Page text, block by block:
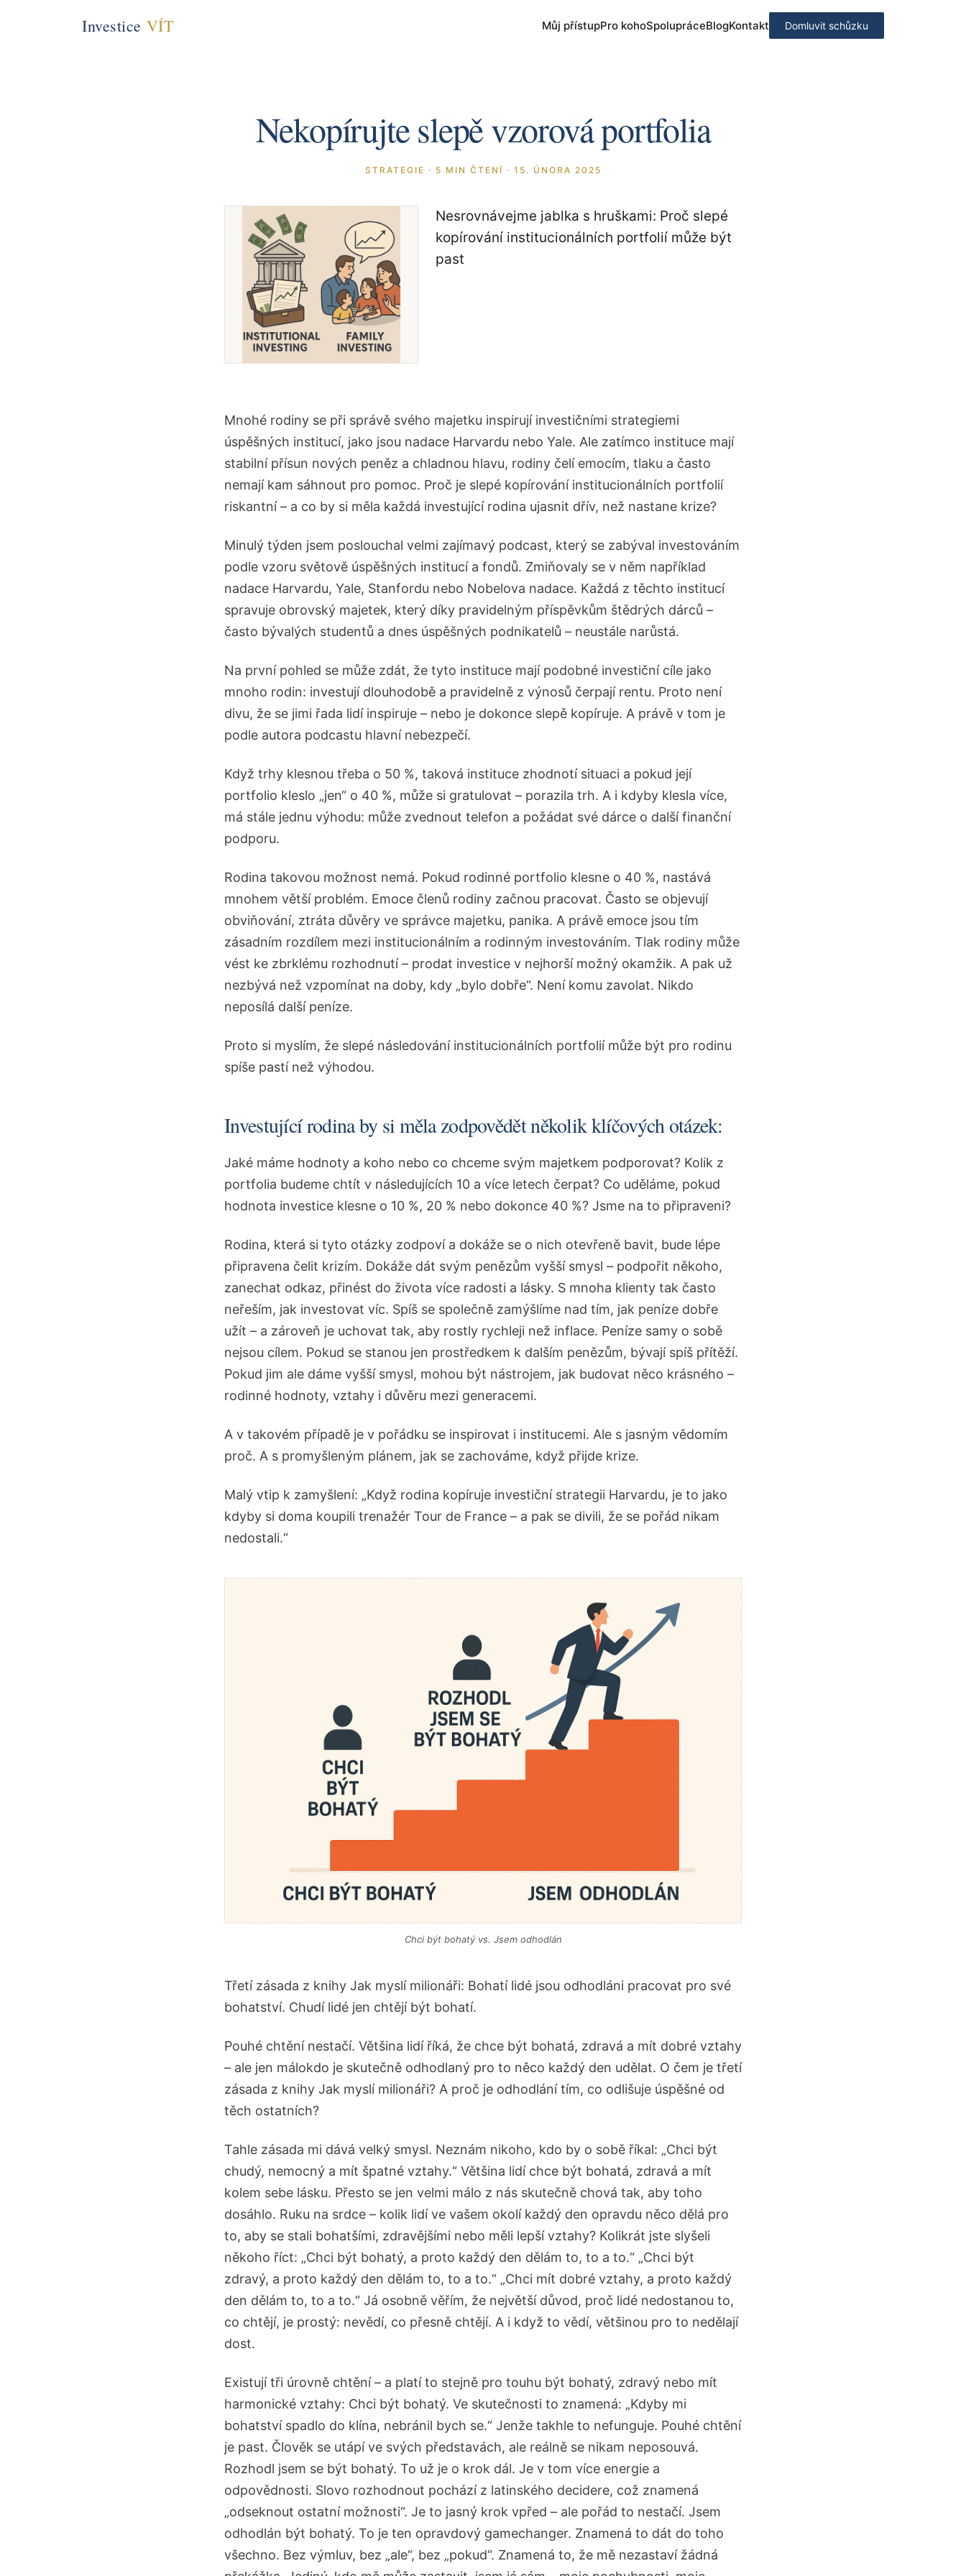
Investice VÍT Můj přístupPro kohoSpolupráceBlogKontakt Domluvit schůzku
Nekopírujte slepě vzorová portfolia
STRATEGIE · 5 MIN ČTENÍ · 15. ÚNORA 2025
Nesrovnávejme jablka s hruškami: Proč slepé
kopírování institucionálních portfolií může být
past
Mnohé rodiny se při správě svého majetku inspirují investičními strategiemi
úspěšných institucí, jako jsou nadace Harvardu nebo Yale. Ale zatímco instituce mají
stabilní přísun nových peněz a chladnou hlavu, rodiny čelí emocím, tlaku a často
nemají kam sáhnout pro pomoc. Proč je slepé kopírování institucionálních portfolií
riskantní – a co by si měla každá investující rodina ujasnit dřív, než nastane krize?
Minulý týden jsem poslouchal velmi zajímavý podcast, který se zabýval investováním
podle vzoru světově úspěšných institucí a fondů. Zmiňovaly se v něm například
nadace Harvardu, Yale, Stanfordu nebo Nobelova nadace. Každá z těchto institucí
spravuje obrovský majetek, který díky pravidelným příspěvkům štědrých dárců –
často bývalých studentů a dnes úspěšných podnikatelů – neustále narůstá.
Na první pohled se může zdát, že tyto instituce mají podobné investiční cíle jako
mnoho rodin: investují dlouhodobě a pravidelně z výnosů čerpají rentu. Proto není
divu, že se jimi řada lidí inspiruje – nebo je dokonce slepě kopíruje. A právě v tom je
podle autora podcastu hlavní nebezpečí.
Když trhy klesnou třeba o 50 %, taková instituce zhodnotí situaci a pokud její
portfolio kleslo „jen“ o 40 %, může si gratulovat – porazila trh. A i kdyby klesla více,
má stále jednu výhodu: může zvednout telefon a požádat své dárce o další finanční
podporu.
Rodina takovou možnost nemá. Pokud rodinné portfolio klesne o 40 %, nastává
mnohem větší problém. Emoce členů rodiny začnou pracovat. Často se objevují
obviňování, ztráta důvěry ve správce majetku, panika. A právě emoce jsou tím
zásadním rozdílem mezi institucionálním a rodinným investováním. Tlak rodiny může
vést ke zbrklému rozhodnutí – prodat investice v nejhorší možný okamžik. A pak už
nezbývá než vzpomínat na doby, kdy „bylo dobře“. Není komu zavolat. Nikdo
neposílá další peníze.
Proto si myslím, že slepé následování institucionálních portfolií může být pro rodinu
spíše pastí než výhodou.
Investující rodina by si měla zodpovědět několik klíčových otázek:
Jaké máme hodnoty a koho nebo co chceme svým majetkem podporovat? Kolik z
portfolia budeme chtít v následujících 10 a více letech čerpat? Co uděláme, pokud
hodnota investice klesne o 10 %, 20 % nebo dokonce 40 %? Jsme na to připraveni?
Rodina, která si tyto otázky zodpoví a dokáže se o nich otevřeně bavit, bude lépe
připravena čelit krizím. Dokáže dát svým penězům vyšší smysl – podpořit někoho,
zanechat odkaz, přinést do života více radosti a lásky. S mnoha klienty tak často
neřeším, jak investovat víc. Spíš se společně zamýšlíme nad tím, jak peníze dobře
užít – a zároveň je uchovat tak, aby rostly rychleji než inflace. Peníze samy o sobě
nejsou cílem. Pokud se stanou jen prostředkem k dalším penězům, bývají spíš přítěží.
Pokud jim ale dáme vyšší smysl, mohou být nástrojem, jak budovat něco krásného –
rodinné hodnoty, vztahy i důvěru mezi generacemi.
A v takovém případě je v pořádku se inspirovat i institucemi. Ale s jasným vědomím
proč. A s promyšleným plánem, jak se zachováme, když přijde krize.
Malý vtip k zamyšlení: „Když rodina kopíruje investiční strategii Harvardu, je to jako
kdyby si doma koupili trenažér Tour de France – a pak se divili, že se pořád nikam
nedostali.“
Chci být bohatý vs. Jsem odhodlán
Třetí zásada z knihy Jak myslí milionáři: Bohatí lidé jsou odhodláni pracovat pro své
bohatství. Chudí lidé jen chtějí být bohatí.
Pouhé chtění nestačí. Většina lidí říká, že chce být bohatá, zdravá a mít dobré vztahy
– ale jen málokdo je skutečně odhodlaný pro to něco každý den udělat. O čem je třetí
zásada z knihy Jak myslí milionáři? A proč je odhodlání tím, co odlišuje úspěšné od
těch ostatních?
Tahle zásada mi dává velký smysl. Neznám nikoho, kdo by o sobě říkal: „Chci být
chudý, nemocný a mít špatné vztahy.“ Většina lidí chce být bohatá, zdravá a mít
kolem sebe lásku. Přesto se jen velmi málo z nás skutečně chová tak, aby toho
dosáhlo. Ruku na srdce – kolik lidí ve vašem okolí každý den opravdu něco dělá pro
to, aby se stali bohatšími, zdravějšími nebo měli lepší vztahy? Kolikrát jste slyšeli
někoho říct: „Chci být bohatý, a proto každý den dělám to, to a to.“ „Chci být
zdravý, a proto každý den dělám to, to a to.“ „Chci mít dobré vztahy, a proto každý
den dělám to, to a to.“ Já osobně věřím, že největší důvod, proč lidé nedostanou to,
co chtějí, je prostý: nevědí, co přesně chtějí. A i když to vědí, většinou pro to nedělají
dost.
Existují tři úrovně chtění – a platí to stejně pro touhu být bohatý, zdravý nebo mít
harmonické vztahy: Chci být bohatý. Ve skutečnosti to znamená: „Kdyby mi
bohatství spadlo do klína, nebránil bych se.“ Jenže takhle to nefunguje. Pouhé chtění
je past. Člověk se utápí ve svých představách, ale reálně se nikam neposouvá.
Rozhodl jsem se být bohatý. To už je o krok dál. Je v tom více energie a
odpovědnosti. Slovo rozhodnout pochází z latinského decidere, což znamená
„odseknout ostatní možnosti“. Je to jasný krok vpřed – ale pořád to nestačí. Jsem
odhodlán být bohatý. To je ten opravdový gamechanger. Znamená to dát do toho
všechno. Bez výmluv, bez „ale“, bez „pokud“. Znamená to, že mě nezastaví žádná